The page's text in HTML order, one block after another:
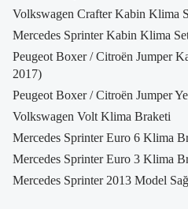
Volkswagen Crafter Kabin Klima
Mercedes Sprinter Kabin Klima
Peugeot Boxer / Citroën Jumper
2017)
Peugeot Boxer / Citroën Jumper
Volkswagen Volt Klima Braketi
Mercedes Sprinter Euro 6 Klima
Mercedes Sprinter Euro 3 Klima
Mercedes Sprinter 2013 Model